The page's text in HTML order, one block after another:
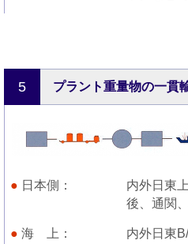
5 プラント重量物の一貫
日本側
内外日東
後、通関
海 上 内外日東